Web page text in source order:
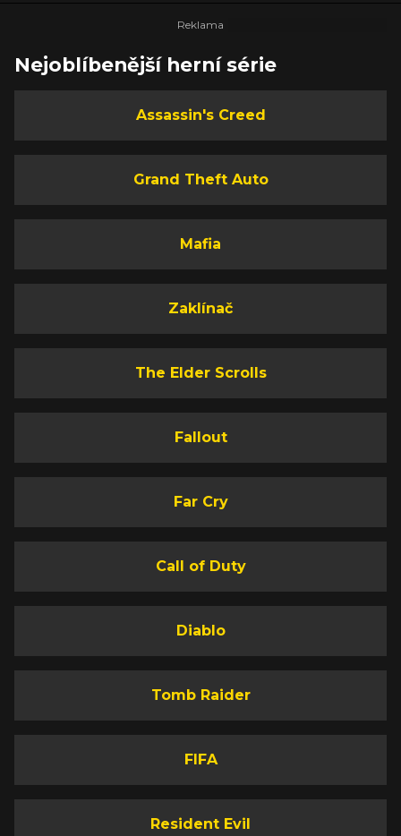
Nejoblíbenější herní série
Assassin's Creed
Grand Theft Auto
Mafia
Zaklínač
The Elder Scrolls
Fallout
Far Cry
Call of Duty
Diablo
Tomb Raider
FIFA
Resident Evil